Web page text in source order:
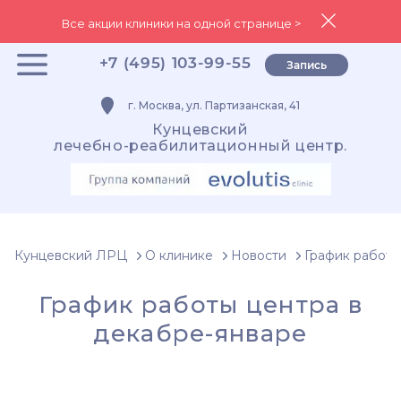
Все акции клиники на одной странице >
+7 (495) 103-99-55 Запись
г. Москва, ул. Партизанская, 41
Кунцевский
лечебно-реабилитационный центр.
Кунцевский ЛРЦ О клинике Новости График
График работы центра в
декабре-январе